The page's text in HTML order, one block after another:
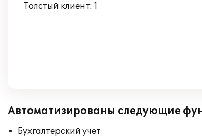
Толстый клиент: 1
Автоматизированы следующие
Бухгалтерский учет